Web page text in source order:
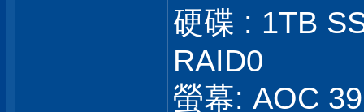
硬碟 : 1TB
RAID0
螢幕: AOC